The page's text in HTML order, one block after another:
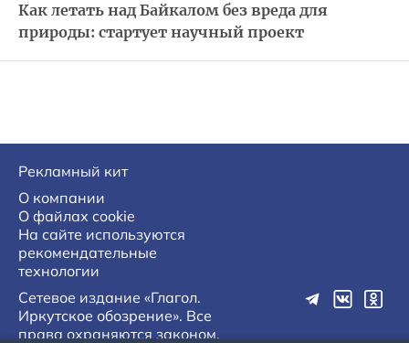
Как летать над Байкалом без вреда для
природы: стартует научный проект
Рекламный кит
О компании
О файлах cookie
На сайте используются
рекомендательные
технологии
Сетевое издание «Глагол.
Иркутское обозрение». Все
права охраняются законом.